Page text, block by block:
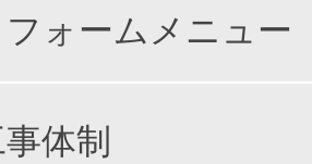
ォームメニュー
体制